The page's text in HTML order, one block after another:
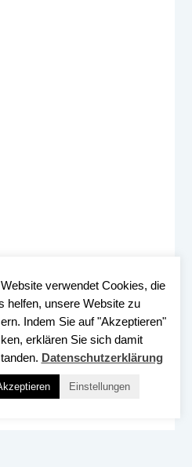
verwendet Cookies, die
helfen, unsere Website zu
Indem Sie auf "Akzeptieren"
erklären Sie sich damit
Datenschutzerklärung
Einstellungen